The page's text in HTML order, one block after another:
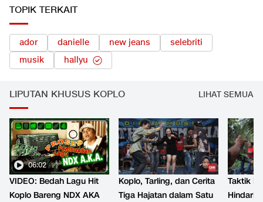
TOPIK TERKAIT
ador danielle new jeans
selebriti
musik
hallyu
LIPUTAN KHUSUS KOPLO LIHAT SEMUA
06:02
VIDEO: Bedah Lagu Hit
Koplo Bareng NDX AKA
Koplo, Tarling, dan Cerita
Tiga Hajatan dalam Satu
Taktik
Hindari